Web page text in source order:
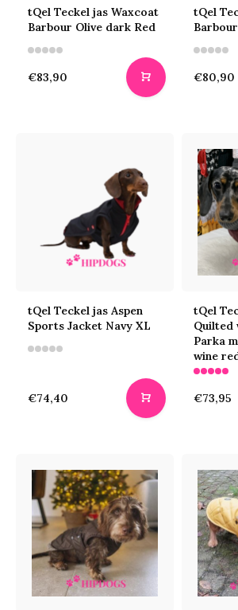
tQel Teckel jas Waxcoat
Barbour Olive dark Red
€83,90
tQel
€80,90
tQel Teckel jas Aspen
Sports Jacket Navy XL
€74,40
tQel
Quilted
Parka
wine
€73,95